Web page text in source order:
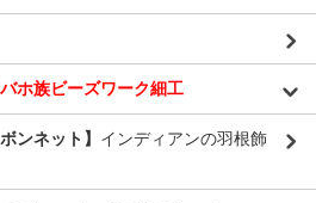
族ビーズワーク細工
ンネット】 インディアンの羽根飾